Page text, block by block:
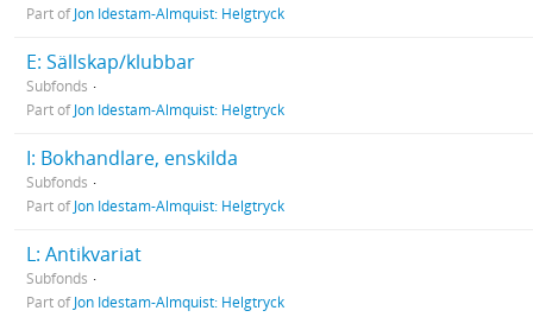
Part ofJon Idestam-Almquist: Helgtryck
E: Sällskap/klubbar
Subfonds
Part ofJon Idestam-Almquist: Helgtryck
I: Bokhandlare, enskilda
Subfonds
Part ofJon Idestam-Almquist: Helgtryck
L: Antikvariat
Subfonds
Part ofJon Idestam-Almquist: Helgtryck